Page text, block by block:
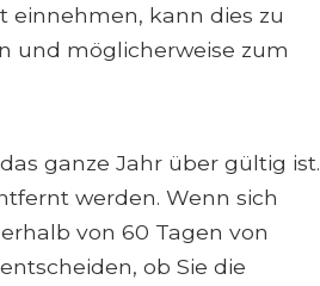
einnehmen, kann dies zu
und möglicherweise zum
ganze Jahr über gültig ist.
werden. Wenn sich
von 60 Tagen von
ob Sie die